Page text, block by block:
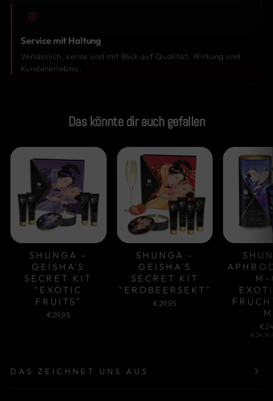
Service mit Haltung
Verlässlich, seriös und mit Blick auf Qualität, Wirkung und
Kundenerlebnis.
Das könnte dir auch gefallen
SHUNGA -
GEISHA'S
SECRET KIT
"EXOTIC
FRUITS"
€29,95
SHUNGA -
GEISHA'S
SECRET KIT
"ERDBEERSEKT"
€29,95
M-
DAS ZEICHNET UNS AUS